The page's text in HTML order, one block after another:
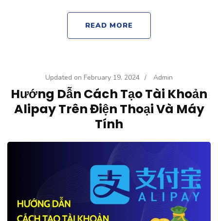
READ MORE
Updated on February 19, 2024 / Admin
Hướng Dẫn Cách Tạo Tài Khoản
Alipay Trên Điện Thoại Và Máy
Tính